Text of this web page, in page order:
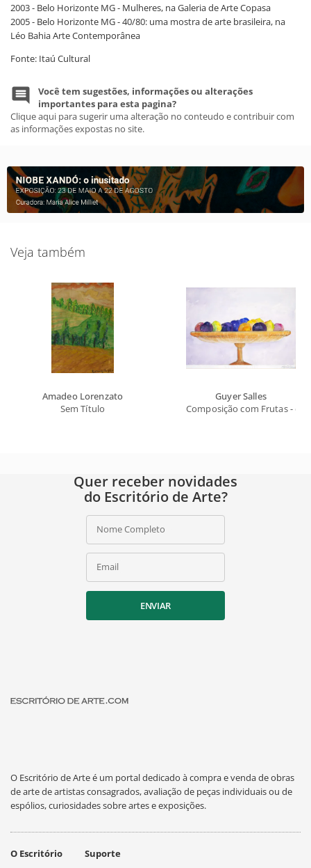
2003 - Belo Horizonte MG - Mulheres, na Galeria de Arte Copasa
2005 - Belo Horizonte MG - 40/80: uma mostra de arte brasileira, na
Léo Bahia Arte Contemporânea
Fonte: Itaú Cultural
Você tem sugestões, informações ou alterações
importantes para esta pagina?
Clique aqui para sugerir uma alteração no conteudo e contribuir com
as informações expostas no site.
Veja também
Amadeo Lorenzato
Sem Título
Guyer Salles
Composição com Frutas - da
Quer receber novidades
do Escritório de Arte?
Nome Completo
Email
ENVIAR
O Escritório de Arte é um portal dedicado à compra e venda de obras
de arte de artistas consagrados, avaliação de peças individuais ou de
espólios, curiosidades sobre artes e exposições.
O Escritório Suporte